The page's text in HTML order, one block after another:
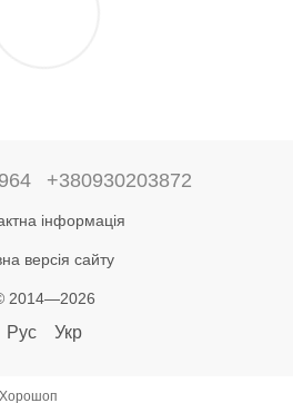
+380930203872
інформація
версія сайту
2014—2026
Рус Укр
Хорошоп